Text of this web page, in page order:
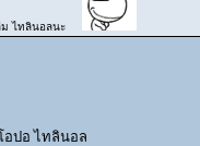
ม ไทลินอลนะ
อปอ ไทลินอล